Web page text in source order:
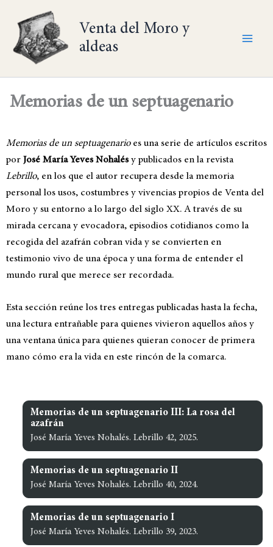
contenido
Venta del Moro y
aldeas
Memorias de un septuagenario
Memorias de un septuagenarioes una serie de artículos escritos
por José María Yeves Nohalésy publicados en la revista
Lebrillo, en los que el autor recupera desde la memoria
personal los usos, costumbres y vivencias propios de Venta del
Moro y su entorno a lo largo del siglo XX. A través de su
mirada cercana y evocadora, episodios cotidianos como la
recogida del azafrán cobran vida y se convierten en
testimonio vivo de una época y una forma de entender el
mundo rural que merece ser recordada.
Esta sección reúne los tres entregas publicadas hasta la fecha,
una lectura entrañable para quienes vivieron aquellos años y
una ventana única para quienes quieran conocer de primera
mano cómo era la vida en este rincón de la comarca.
Memorias de un septuagenario III: La rosa del
azafrán
José María Yeves Nohalés. Lebrillo 42, 2025.
Memorias de un septuagenario II
José María Yeves Nohalés. Lebrillo 40, 2024.
Memorias de un septuagenario I
José María Yeves Nohalés. Lebrillo 39, 2023.